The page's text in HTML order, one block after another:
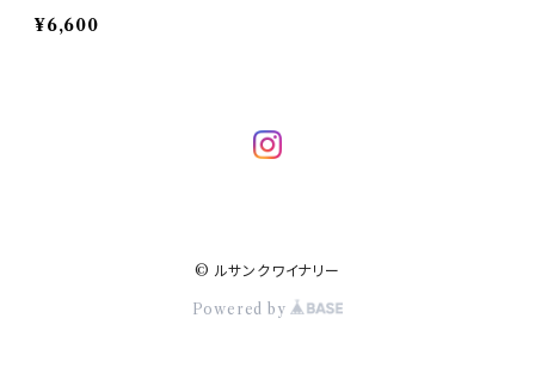
¥6,600
© ルサンクワイナリー
Powered by